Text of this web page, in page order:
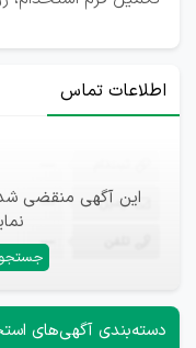
اطلاعات تماس
این آگهی منقضی
ایمیل —
—
دسته‌بندی آگهی‌های